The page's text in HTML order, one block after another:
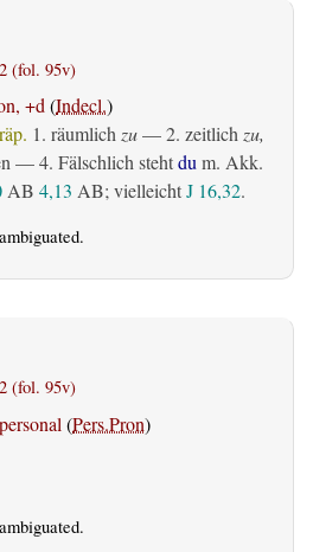
(fol. 95v)
+d(Indecl.)
1. räumlichzu— 2. zeitlichzu,
— 4. Fälschlich stehtdum. Akk.
AB 4,13 AB; vielleichtJ 16,32.
(fol. 95v)
(Pers.Pron)